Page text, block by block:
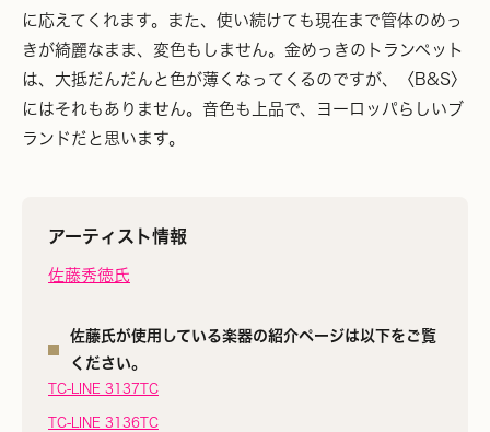
に応えてくれます。また、使い続けても現在まで管体のめっ
きが綺麗なまま、変色もしません。金めっきのトランペット
は、大抵だんだんと色が薄くなってくるのですが、〈B&S〉
にはそれもありません。音色も上品で、ヨーロッパらしいブ
ランドだと思います。
アーティスト情報
佐藤秀徳氏
佐藤氏が使用している楽器の紹介ページは以下をご覧
ください。
TC-LINE 3137TC
TC-LINE 3136TC